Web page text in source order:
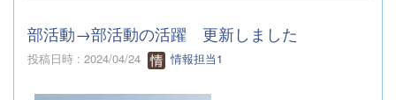
部活動→部活動の活躍 更新しました
投稿日時 : 2024/04/24 情報担当1